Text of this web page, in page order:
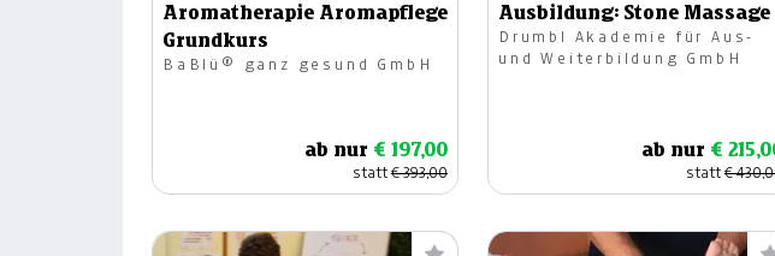
Aromatherapie Aromapflege
Grundkurs
BaBlü® ganz gesund GmbH
ab nur € 197,00
statt€ 393,00
Ausbildung: Stone Massage
Drumbl Akademie für Aus-
und Weiterbildung GmbH
ab nur €
statt€